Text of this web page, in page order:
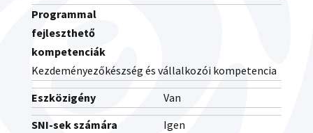
Programmal
fejleszthető
kompetenciák
Kezdeményezőkészség és vállalkozói kompetencia
Eszközigény
Van
SNI-sek számára
Igen